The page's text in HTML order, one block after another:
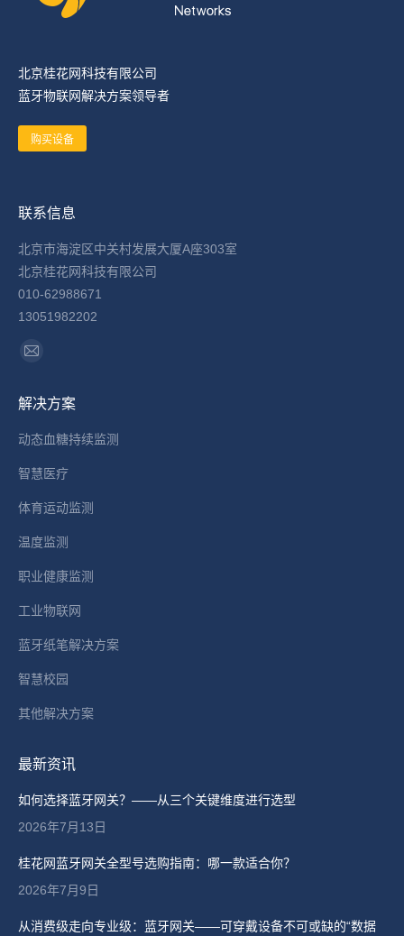
北京桂花网科技有限公司
蓝牙物联网解决方案领导者
购买设备
联系信息
北京市海淀区中关村发展大厦A座303室
北京桂花网科技有限公司
010-62988671
13051982202
找到我们：
Mail
opens
in
window
解决方案
动态血糖持续监测
智慧医疗
体育运动监测
温度监测
职业健康监测
工业物联网
蓝牙纸笔解决方案
智慧校园
其他解决方案
最新资讯
如何选择蓝牙网关？——从三个关键维度进行选型
2026年7月13日
桂花网蓝牙网关全型号选购指南：哪一款适合你？
2026年7月9日
从消费级走向专业级：蓝牙网关——可穿戴设备不可或缺的“数据